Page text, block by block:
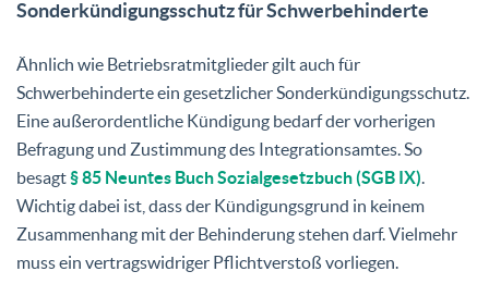
Sonderkündigungsschutz für Schwerbehinderte
Ähnlich wie Betriebsratmitglieder gilt auch für
Schwerbehinderte ein gesetzlicher Sonderkündigungsschutz.
Eine außerordentliche Kündigung bedarf der vorherigen
Befragung und Zustimmung des Integrationsamtes. So
besagt§ 85 Neuntes Buch Sozialgesetzbuch (SGB IX).
Wichtig dabei ist, dass der Kündigungsgrund in keinem
Zusammenhang mit der Behinderung stehen darf. Vielmehr
muss ein vertragswidriger Pflichtverstoß vorliegen.